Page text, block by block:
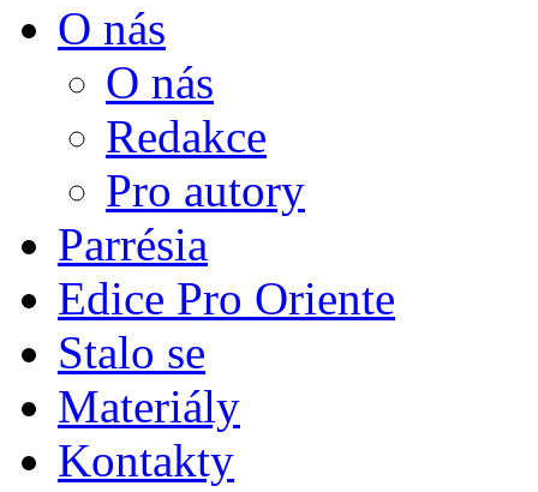
O nás
O nás
Redakce
Pro autory
Parrésia
Edice Pro Oriente
Stalo se
Materiály
Kontakty